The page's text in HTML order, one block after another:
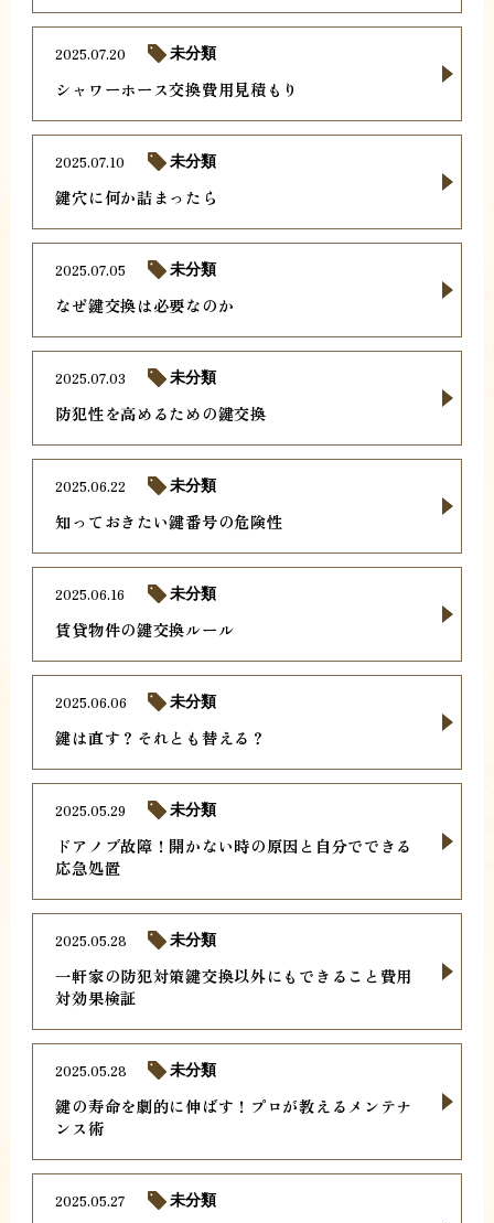
シャワーホース交換費用見積もり
2025.07.20 未分類
鍵穴に何か詰まったら
2025.07.10 未分類
なぜ鍵交換は必要なのか
2025.07.05 未分類
防犯性を高めるための鍵交換
2025.07.03 未分類
知っておきたい鍵番号の危険性
2025.06.22 未分類
賃貸物件の鍵交換ルール
2025.06.16 未分類
鍵は直す？それとも替える？
2025.06.06 未分類
ドアノブ故障！開かない時の原因と自分でできる
応急処置
2025.05.29 未分類
一軒家の防犯対策鍵交換以外にもできること費用
対効果検証
2025.05.28 未分類
鍵の寿命を劇的に伸ばす！プロが教えるメンテナ
ンス術
2025.05.28 未分類
2025.05.27 未分類